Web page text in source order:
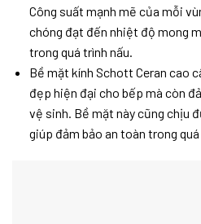
Công suất mạnh mẽ của mỗi
chóng đạt đến nhiệt độ mong
trong quá trình nấu.
Bề mặt kính Schott Ceran cao
đẹp hiện đại cho bếp mà còn
vệ sinh. Bề mặt này cũng chịu
giúp đảm bảo an toàn trong